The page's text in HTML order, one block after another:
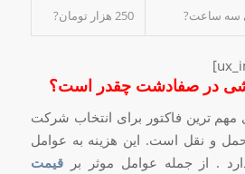
سه ساعت? 250 هزار تومان?
در صفادشت چقدر است؟
مهم ترین فاکتور برای انتخاب شرکت
و نقل است. این هزینه به عوامل
. از جمله عوامل موثر برقیمت